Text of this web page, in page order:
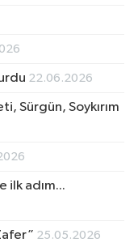
22.06.2026
Sürgün, Soykırım
ilk adım...
25.05.2026